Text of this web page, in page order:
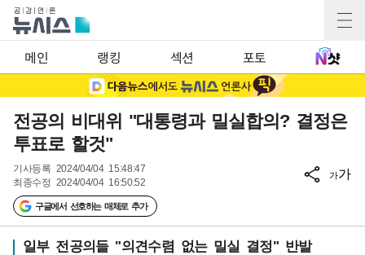
메인 랭킹 섹션 포토
전공의 비대위 "대통령과 밀실합의? 결정은
투표로 할것"
기사등록 2024/04/04 15:48:47
최종수정 2024/04/04 16:50:52
구글에서 선호하는 매체로 추가
가가
일부 전공의들 "의견수렴 없는 밀실 결정" 반발